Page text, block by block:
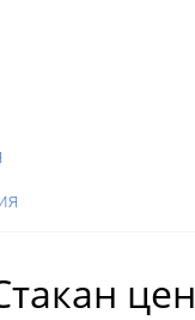
цен